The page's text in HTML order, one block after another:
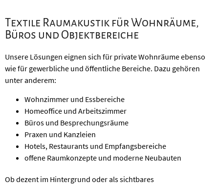
Textile Raumakustik für Wohnräume,
Büros und Objektbereiche
Unsere Lösungen eignen sich für private Wohnräume ebenso
wie für gewerbliche und öffentliche Bereiche. Dazu gehören
unter anderem:
Wohnzimmer und Essbereiche
Homeoffice und Arbeitszimmer
Büros und Besprechungsräume
Praxen und Kanzleien
Hotels, Restaurants und Empfangsbereiche
offene Raumkonzepte und moderne Neubauten
Ob dezent im Hintergrund oder als sichtbares